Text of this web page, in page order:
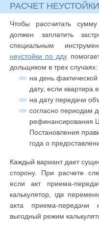
РАСЧЕТ НЕУСТОЙКИ
Чтобы рассчитать
должен заплатить
специальным
неустойки по дду
дольщиком в трех случаях:
на день
дату, если квартира
на дату передачи
согласно периодам
рефинансирования
Постановления
года о
Каждый вариант дает
сторону. При расчете
если акт приема-
калькулятор, где
акта приема-передачи
выгодный режим